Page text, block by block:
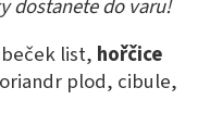
dostanete do varu!
list, hořčice
plod, cibule,